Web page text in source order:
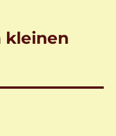
kleinen